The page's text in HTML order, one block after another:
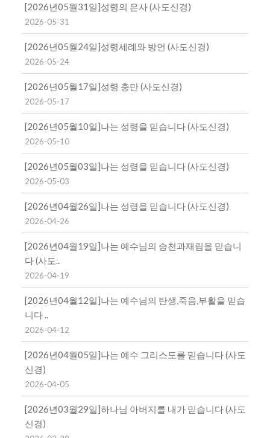
[2026년05월31일]성령의 은사 (사도신경)
2026-05-31
[2026년05월24일]성령세례와 방언 (사도신경)
2026-05-24
[2026년05월17일]성령 충만 (사도신경)
2026-05-17
[2026년05월10일]나는 성령을 믿습니다 (사도신경)
2026-05-10
[2026년05월03일]나는 성령을 믿습니다 (사도신경)
2026-05-03
[2026년04월26일]나는 성령을 믿습니다 (사도신경)
2026-04-26
[2026년04월19일]나는 예수님의 승천과재림을 믿습니
다 (사도..
2026-04-19
[2026년04월12일]나는 예수님의 탄생,죽음,부활을 믿습
니다 ..
2026-04-12
[2026년04월05일]나는 예수 그리스도를 믿습니다 (사도
신경)
2026-04-05
[2026년03월29일]하나님 아버지를 내가 믿습니다 (사도
신경)